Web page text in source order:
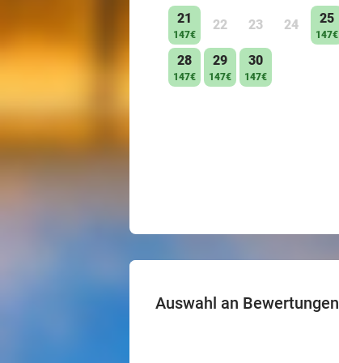
21
147€
22 23 24 25
147€
28
147€
29
147€
30
147€
Auswahl an Bewertungen